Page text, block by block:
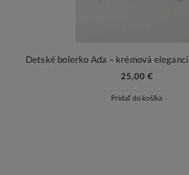
Detské bolerko Ada – krémová
25,00 €
Pridať do košíka